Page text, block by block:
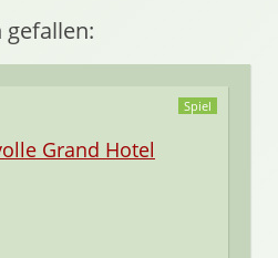
gefallen:
Spiel
Grand Hotel